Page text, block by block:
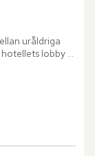
uråldriga
hotellets lobby